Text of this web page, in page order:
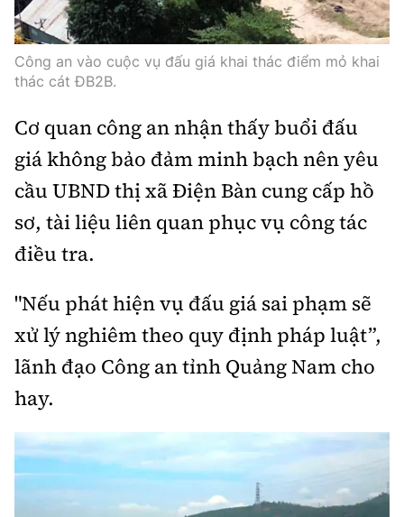
Nhà thầu
Mời thầu - Đấu thầu
Thi viết về GTVT
Gương sáng giao thông
Âm nhạc
Hậu trường sao
360 độ thể thao
Sản phẩm mới
Tư vấn
Thế giới
Thời sự Quốc tế
Thế giới giao thông
Thế giới xây dựng
Đi ++
Khám phá
Lối sống
Ẩm thực
Video
Thời sự
Khám phá
Camera giao thông
Câu chuyện giao thông
Giải trí - Thể thao
Giấy phép số: 03/GP-BVHTTDL, cấp ngày 1/4/2025.
Tòa soạn: Số 2 Nguyễn Công Hoan, phường Giảng Võ,
Hà Nội.
Tổng biên tập:
Phó Tổng biên tập: Nguyễn Sơn Tùng,
Nguyễn Đức Thắng, La Đức Hùng
Quảng cáo và Phát hành:
Công an vào cuộc vụ đấu giá khai thác điểm mỏ khai
thác cát ĐB2B.
Cơ quan công an nhận thấy buổi đấu
giá không bảo đảm minh bạch nên yêu
cầu UBND thị xã Điện Bàn cung cấp hồ
sơ, tài liệu liên quan phục vụ công tác
điều tra.
"Nếu phát hiện vụ đấu giá sai phạm sẽ
xử lý nghiêm theo quy định pháp luật”,
lãnh đạo Công an tỉnh Quảng Nam cho
hay.